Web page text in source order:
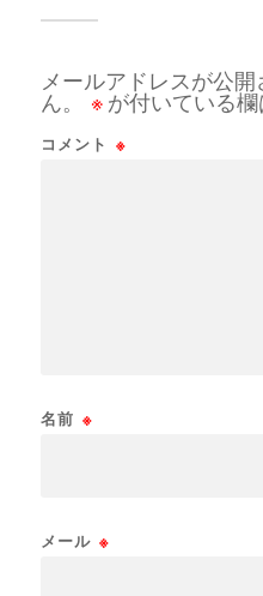
メールアドレスが公
ん。
※ が付いている
コメント ※
名前 ※
メール ※